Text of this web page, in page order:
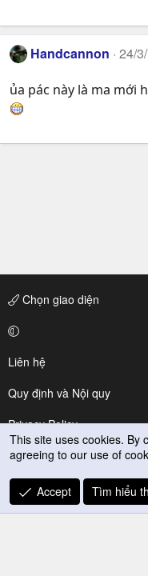
Handcannon 24/
ủa pác này là ma mới
Chọn giao diện
Liên hệ
Quy định và Nội quy
Privacy Policy
Trợ giúp
R
S
This site uses cookies. By
agreeing to our use of
Accept Tìm hiểu